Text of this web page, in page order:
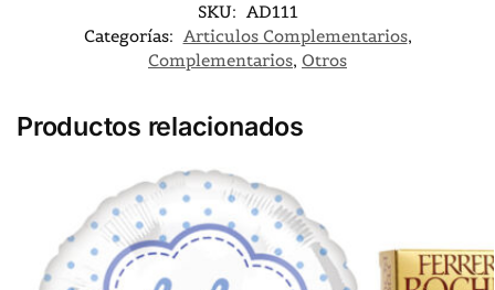
SKU: AD111
Categorías: Articulos Complementarios,
Complementarios, Otros
Productos relacionados